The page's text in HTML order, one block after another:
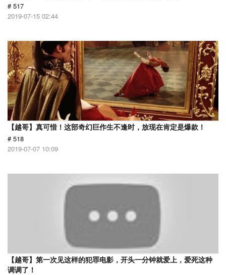
# 517
2019-07-15 02:44
【越哥】真可惜！这部奇幻巨作生不逢时，放现在肯定是爆款！
# 518
2019-07-07 10:09
【越哥】第一次见这样的犯罪电影，开头一分钟就爱上，爱死这种
调调了！